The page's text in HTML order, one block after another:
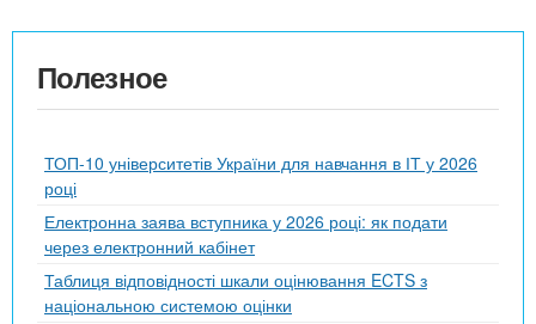
Полезное
ТОП-10 університетів України для навчання в ІТ у 2026
році
Електронна заява вступника у 2026 році: як подати
через електронний кабінет
Таблиця відповідності шкали оцінювання ECTS з
національною системою оцінки